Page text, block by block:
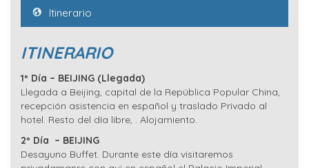
Itinerario
ITINERARIO
1º Día – BEIJING (Llegada)
Llegada a Beijing, capital de la República Popular China,
recepción asistencia en español y traslado Privado al
hotel. Resto del día libre, . Alojamiento.
2º Día – BEIJING
Desayuno Buffet. Durante este día visitaremos